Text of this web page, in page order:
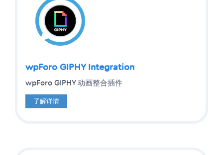
wpForo GIPHY Integration
wpForo GIPHY 动画整合插件
了解详情